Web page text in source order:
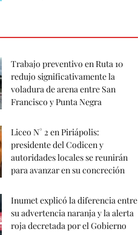
Trabajo preventivo en Ruta 10
redujo significativamente la
voladura de arena entre San
Francisco y Punta Negra
Liceo N° 2 en Piriápolis:
presidente del Codicen y
autoridades locales se reunirán
para avanzar en su concreción
Inumet explicó la diferencia entre
su advertencia naranja y la alerta
roja decretada por el Gobierno